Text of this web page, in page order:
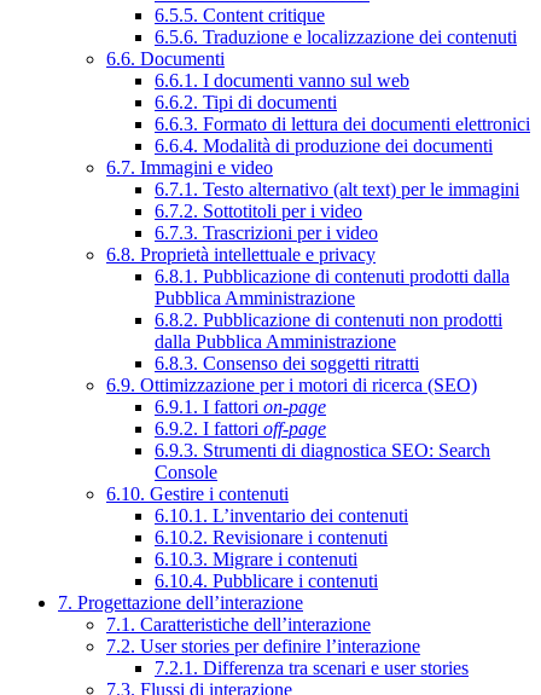
6.5.5. Content critique
6.5.6. Traduzione e localizzazione dei contenuti
6.6. Documenti
6.6.1. I documenti vanno sul web
6.6.2. Tipi di documenti
6.6.3. Formato di lettura dei documenti elettronici
6.6.4. Modalità di produzione dei documenti
6.7. Immagini e video
6.7.1. Testo alternativo (alt text) per le immagini
6.7.2. Sottotitoli per i video
6.7.3. Trascrizioni per i video
6.8. Proprietà intellettuale e privacy
6.8.1. Pubblicazione di contenuti prodotti dalla
Pubblica Amministrazione
6.8.2. Pubblicazione di contenuti non prodotti
dalla Pubblica Amministrazione
6.8.3. Consenso dei soggetti ritratti
6.9. Ottimizzazione per i motori di ricerca (SEO)
6.9.1. I fattori on-page
6.9.2. I fattori off-page
6.9.3. Strumenti di diagnostica SEO: Search
Console
6.10. Gestire i contenuti
6.10.1. L’inventario dei contenuti
6.10.2. Revisionare i contenuti
6.10.3. Migrare i contenuti
6.10.4. Pubblicare i contenuti
7. Progettazione dell’interazione
7.1. Caratteristiche dell’interazione
7.2. User stories per definire l’interazione
7.2.1. Differenza tra scenari e user stories
7.3. Flussi di interazione